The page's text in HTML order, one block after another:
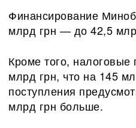
Финансирование
млрд грн — до 42,5
Кроме того,
млрд грн, что на 145
поступления
млрд грн больше.